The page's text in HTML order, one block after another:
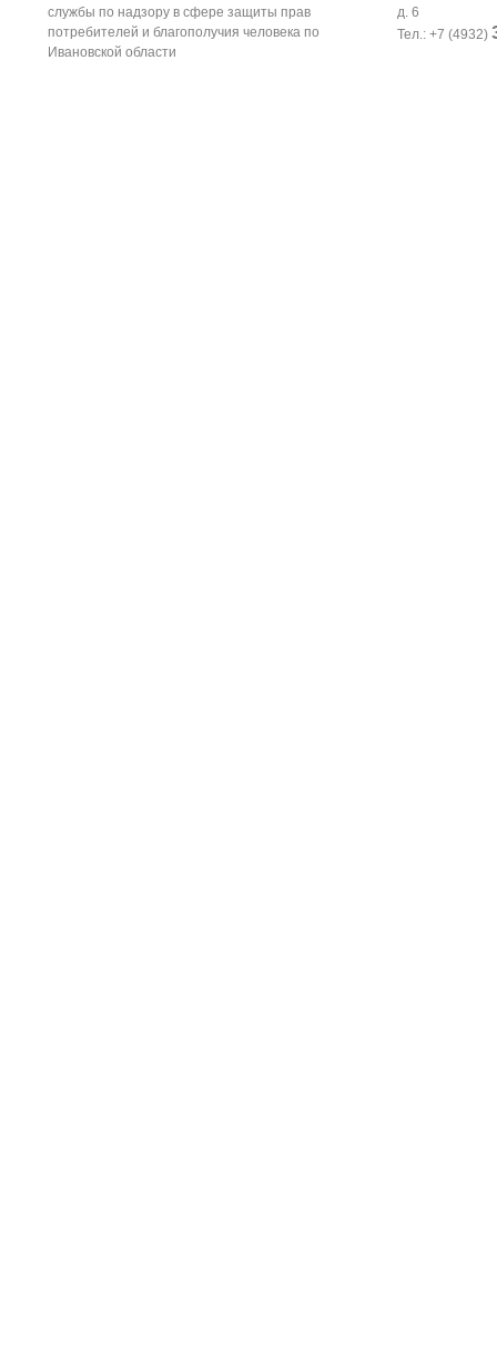
службы по надзору в сфере защиты прав
потребителей и благополучия человека по
Ивановской области
д. 6
Тел.: +7 (4932)